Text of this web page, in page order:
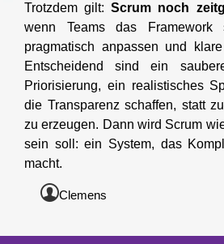
Trotzdem gilt:Scrum noch
wenn Teams das Framework
pragmatisch anpassen und
Entscheidend sind ein
Priorisierung, ein realistisches
die Transparenz schaffen, statt
zu erzeugen. Dann wird Scrum
sein soll: ein System, das
macht.
Clemens